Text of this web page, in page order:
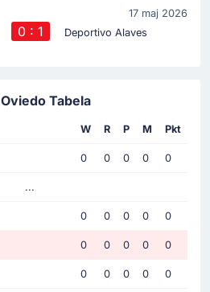
17 maj 2026
0 : 1 Deportivo Alaves
Tabela
W R P M Pkt
0 0 0 0 0
...
0 0 0 0 0
0 0 0 0 0
0 0 0 0 0